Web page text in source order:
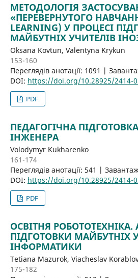
МЕТОДОЛОГІЯ
«ПЕРЕВЕРНУТОГО
LEARNING) У ПРОЦЕСІ
МАЙБУТНІХ УЧИТЕЛІВ
Oksana Kovtun, Valentyna Krykun
153-160
Переглядів анотації: 1091 |
DOI: https://doi.org/10.28925/2414-
PDF
ПЕДАГОГІЧНА
ІНЖЕНЕРА
Volodymyr Kukharenko
161-174
Переглядів анотації: 541 |
DOI: https://doi.org/10.28925/2414-
PDF
ОСВІТНЯ РОБОТОТЕХНІКА.
ПІДГОТОВКИ МАЙБУТНІХ
ІНФОРМАТИКИ
Tetiana Mazurok, Viacheslav
175-182